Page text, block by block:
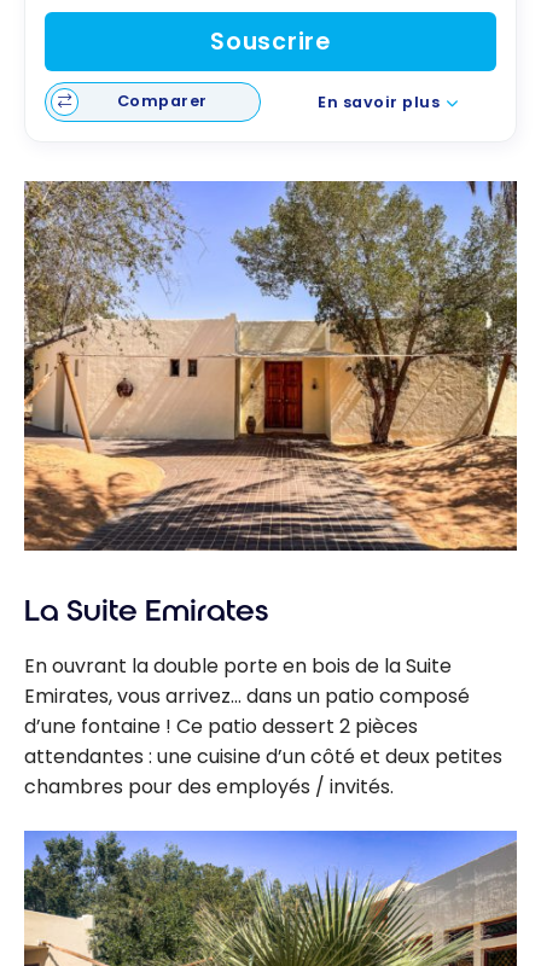
Souscrire
Comparer En savoir plus
La Suite Emirates
En ouvrant la double porte en bois de la Suite
Emirates, vous arrivez… dans un patio composé
d’une fontaine ! Ce patio dessert 2 pièces
attendantes : une cuisine d’un côté et deux petites
chambres pour des employés / invités.